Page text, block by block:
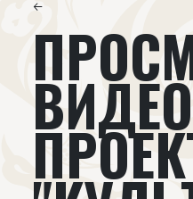
Издательство
Проекты
Книги
←